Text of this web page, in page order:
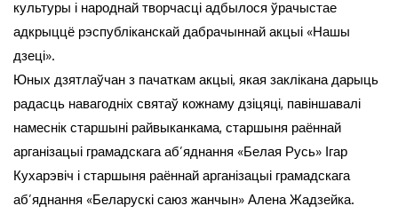
культуры і народнай творчасці адбылося ўрачыстае
адкрыццё рэспубліканскай дабрачыннай акцыі «Нашы
дзеці».
Юных дзятлаўчан з пачаткам акцыі, якая заклікана дарыць
радасць навагодніх святаў кожнаму дзіцяці, павіншавалі
намеснік старшыні райвыканкама, старшыня раённай
арганізацыі грамадскага аб’яднання «Белая Русь» Ігар
Кухарэвіч і старшыня раённай арганізацыі грамадскага
аб’яднання «Беларускі саюз жанчын» Алена Жадзейка.